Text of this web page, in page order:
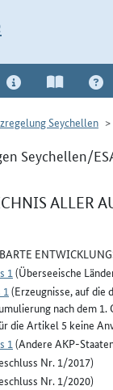
Seychellen
Seychellen/
ALLER
1(Überseeische
1(Erzeugnisse, auf die
nach dem 1.
die Artikel 5 keine
1(Andere AKP-
Nr. 1/2017)
Nr. 1/2020)